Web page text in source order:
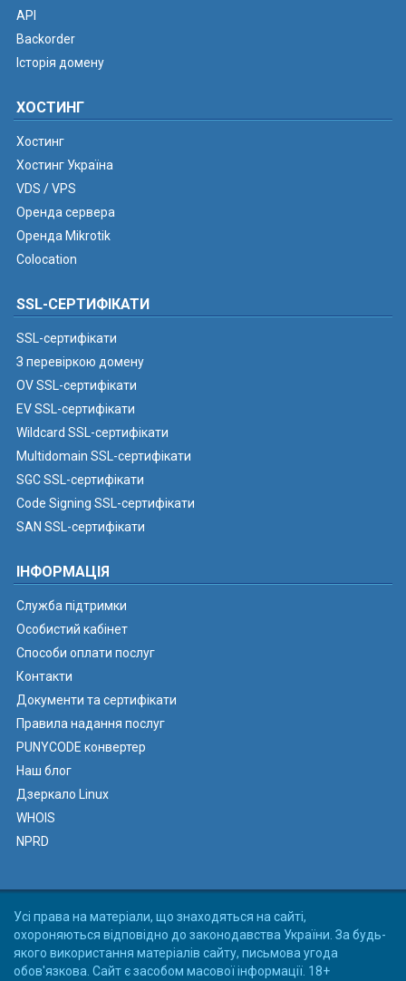
API
Backorder
Історія домену
ХОСТИНГ
Хостинг
Хостинг Україна
VDS / VPS
Оренда сервера
Оренда Mikrotik
Colocation
SSL-СЕРТИФІКАТИ
SSL-сертифікати
З перевіркою домену
OV SSL-сертифікати
EV SSL-сертифікати
Wildcard SSL-сертифікати
Multidomain SSL-сертифікати
SGC SSL-сертифікати
Code Signing SSL-сертифікати
SAN SSL-сертифікати
ІНФОРМАЦІЯ
Служба підтримки
Особистий кабінет
Способи оплати послуг
Контакти
Документи та сертифікати
Правила надання послуг
PUNYCODE конвертер
Наш блог
Дзеркало Linux
WHOIS
NPRD
Усі права на матеріали, що знаходяться на сайті,
охороняються відповідно до законодавства України. За будь-
якого використання матеріалів сайту, письмова угода
обов'язкова. Сайт є засобом масової інформації. 18+